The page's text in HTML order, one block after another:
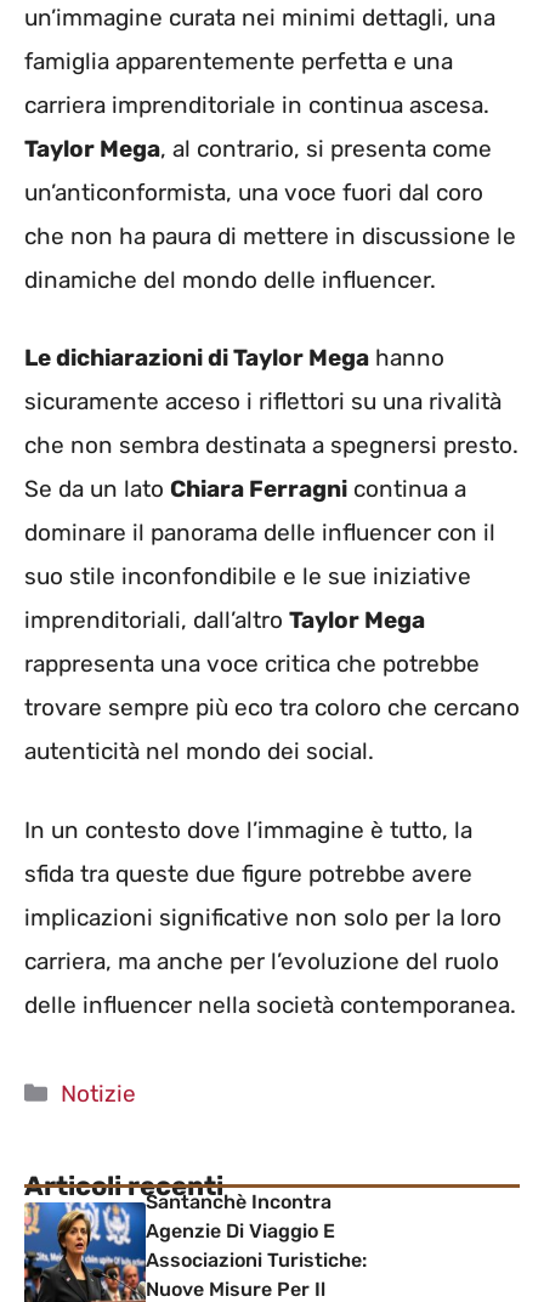
un’immagine curata nei minimi dettagli, una
famiglia apparentemente perfetta e una
carriera imprenditoriale in continua ascesa.
Taylor Mega, al contrario, si presenta come
un’anticonformista, una voce fuori dal coro
che non ha paura di mettere in discussione le
dinamiche del mondo delle influencer.
Le dichiarazioni di Taylor Mega hanno
sicuramente acceso i riflettori su una rivalità
che non sembra destinata a spegnersi presto.
Se da un lato Chiara Ferragni continua a
dominare il panorama delle influencer con il
suo stile inconfondibile e le sue iniziative
imprenditoriali, dall’altro Taylor Mega
rappresenta una voce critica che potrebbe
trovare sempre più eco tra coloro che cercano
autenticità nel mondo dei social.
In un contesto dove l’immagine è tutto, la
sfida tra queste due figure potrebbe avere
implicazioni significative non solo per la loro
carriera, ma anche per l’evoluzione del ruolo
delle influencer nella società contemporanea.
Categorie
Notizie
Articoli recentiSantanchè Incontra
Agenzie Di Viaggio E
Associazioni Turistiche:
Nuove Misure Per Il